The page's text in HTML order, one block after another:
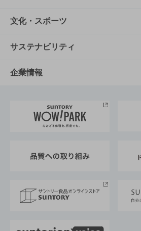
商品一覧
商品発売情報
栄養成分一覧
知る・楽しむTOP
キャンペーン
工場見学
地域情報
文化・スポーツ
文化・スポーツTOP
サントリーホール
サントリーサンバーズ大阪
サステナビリティ
サステナビリティTOP
サントリーが考えるサステナビ
企業情報
企業概要
採用情報